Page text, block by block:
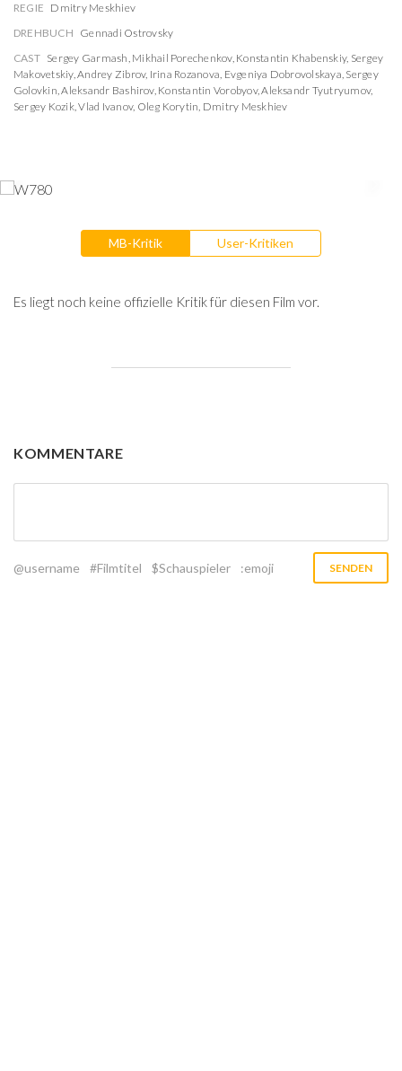
REGIE Dmitry Meskhiev
DREHBUCH Gennadi Ostrovsky
CAST Sergey Garmash, Mikhail Porechenkov, Konstantin Khabenskiy, Sergey
Makovetskiy,Andrey Zibrov, Irina Rozanova, Evgeniya Dobrovolskaya, Sergey
Golovkin,Aleksandr Bashirov, Konstantin Vorobyov,Aleksandr Tyutryumov,
Sergey Kozik,Vlad Ivanov, Oleg Korytin, Dmitry Meskhiev
MB-Kritik User-Kritiken
Es liegt noch keine offizielle Kritik für diesen Film vor.
KOMMENTARE
@username #Filmtitel $Schauspieler :emoji